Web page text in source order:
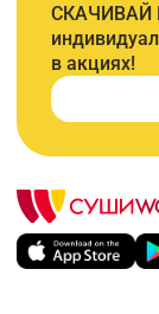
СКАЧИВАЙ
в акциях!